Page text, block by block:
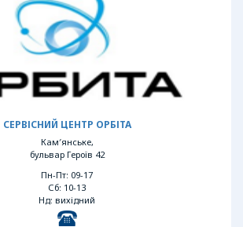
СЕРВІСНИЙ ЦЕНТР ОРБІТА
Кам′янське,
бульвар Героїв 42
Пн-Пт: 09-17
Сб: 10-13
Нд: вихідний